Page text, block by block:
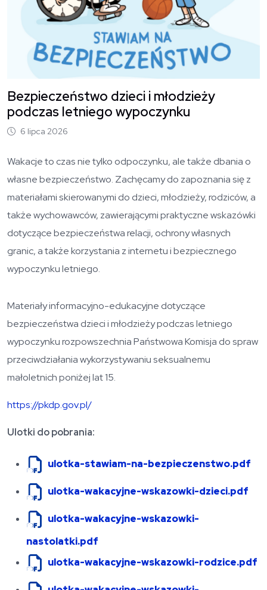
Bezpieczeństwo dzieci i młodzieży
podczas letniego wypoczynku
6 lipca 2026
Wakacje to czas nie tylko odpoczynku, ale także dbania o
własne bezpieczeństwo. Zachęcamy do zapoznania się z
materiałami skierowanymi do dzieci, młodzieży, rodziców, a
także wychowawców, zawierającymi praktyczne wskazówki
dotyczące bezpieczeństwa relacji, ochrony własnych
granic, a także korzystania z internetu i bezpiecznego
wypoczynku letniego.
Materiały informacyjno-edukacyjne dotyczące
bezpieczeństwa dzieci i młodzieży podczas letniego
wypoczynku rozpowszechnia Państwowa Komisja do spraw
przeciwdziałania wykorzystywaniu seksualnemu
małoletnich poniżej lat 15.
https://pkdp.gov.pl/
Ulotki do pobrania:
ulotka-stawiam-na-bezpieczenstwo.pdf
ulotka-wakacyjne-wskazowki-dzieci.pdf
ulotka-wakacyjne-wskazowki-
nastolatki.pdf
ulotka-wakacyjne-wskazowki-rodzice.pdf